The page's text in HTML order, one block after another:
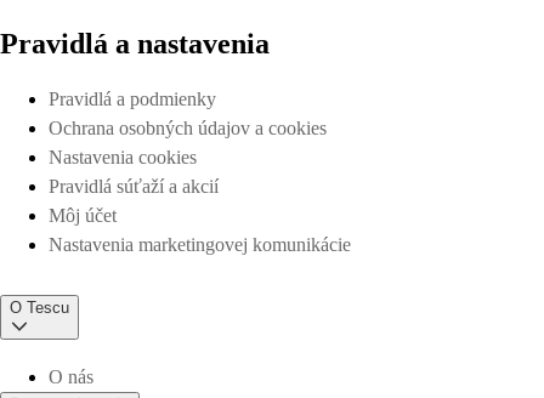
Pravidlá a nastavenia
Pravidlá a podmienky
Ochrana osobných údajov a cookies
Nastavenia cookies
Pravidlá súťaží a akcií
Môj účet
Nastavenia marketingovej komunikácie
O Tescu
O nás